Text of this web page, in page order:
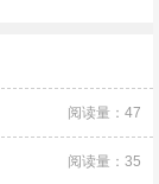
阅读量：47
阅读量：35